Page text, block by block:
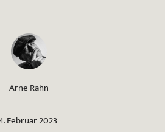
Arne Rahn
.Februar2023